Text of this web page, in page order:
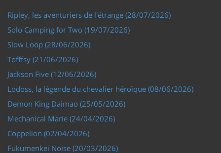
Ripley, les aventuriers de l'étrange (28/07/2026)
Solo Camping for Two (19/07/2026)
Slow Loop (28/06/2026)
Tofffsy (21/06/2026)
Jackson Five (12/06/2026)
Lodoss, la légende du chevalier héroïque (08/06/2026)
Demon King Daimao (25/05/2026)
Mechanical Marie (24/04/2026)
Coppelion (02/04/2026)
Fukumenkei Noise (20/03/2026)